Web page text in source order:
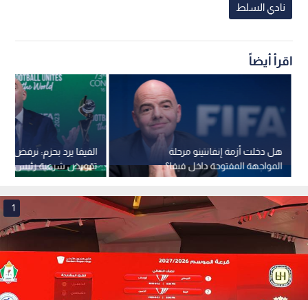
نادي السلط
اقرأ أيضاً
الفيفا يرد بحزم: نرفض
تقويض شرعية رئيس
هل دخلت أزمة إنفانتينو مرحلة
المواجهة المفتوحة داخل فيفا؟
1